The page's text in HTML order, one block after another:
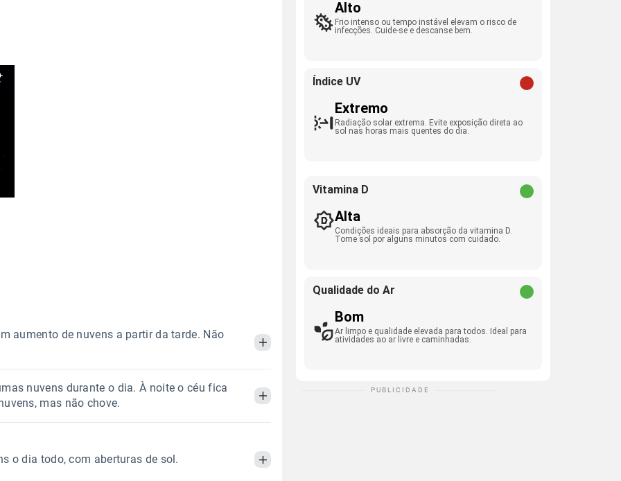
aumento de nuvens a partir da tarde. Não
Noite
0.0mm
31%66%
nuvens durante o dia. À noite o céu fica
mas não chove.
o dia todo, com aberturas de sol.
Alto
Frio intenso ou tempo instável elevam o risco de
infecções. Cuide-se e descanse bem.
Índice UV
Extremo
Radiação solar extrema. Evite exposição direta ao
sol nas horas mais quentes do dia.
Vitamina D
Alta
Condições ideais para absorção da vitamina D.
Tome sol por alguns minutos com cuidado.
Qualidade do Ar
Bom
Ar limpo e qualidade elevada para todos. Ideal para
atividades ao ar livre e caminhadas.